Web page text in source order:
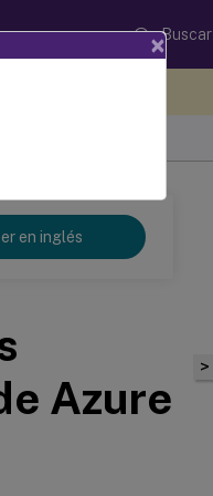
Buscar
en inglés
Azure
>
×